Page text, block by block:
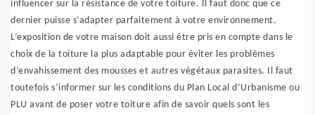
influencer sur la résistance de votre toiture. Il faut donc que ce
dernier puisse s’adapter parfaitement à votre environnement.
L’exposition de votre maison doit aussi être pris en compte dans le
choix de la toiture la plus adaptable pour éviter les problèmes
d’envahissement des mousses et autres végétaux parasites. Il faut
toutefois s’informer sur les conditions du Plan Local d’Urbanisme ou
PLU avant de poser votre toiture afin de savoir quels sont les